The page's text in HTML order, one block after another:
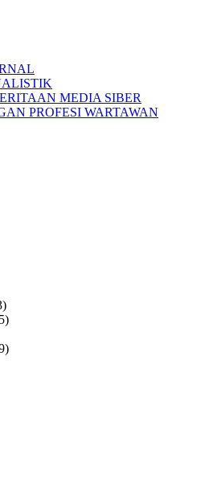
MEDIA SIBER
PROFESI WARTAWAN